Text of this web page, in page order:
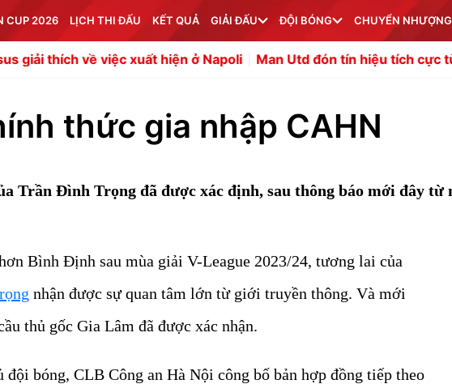
CUP 2026 LỊCH THI ĐẤU KẾT QUẢ GIẢI ĐẤU ĐỘI BÓNG CHUYỂN NHƯỢNG
xuất hiện ở Napoli Man Utd đón tín hiệu tích cực từ Benjamin Sesko
thức gia nhập CAHN
Trần Đình Trọng đã được xác định, sau thông báo mới đây từ
Bình Định sau mùa giải V-League 2023/24, tương lai của
nhận được sự quan tâm lớn từ giới truyền thông. Và mới
thủ gốc Gia Lâm đã được xác nhận.
đội bóng, CLB Công an Hà Nội công bố bản hợp đồng tiếp theo